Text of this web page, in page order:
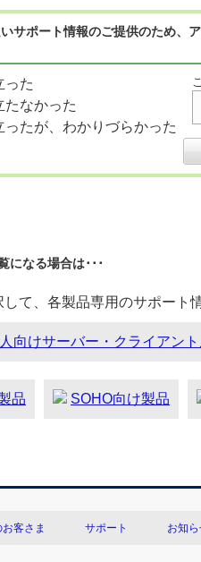
いサポート情報のご提供のため
った
たなかった
ったが、わかりづらかった
になる場合は･･･
て、各製品専用のサポート
向けサーバー・クライアン
品 SOHO向け製品
客さま サポート お知